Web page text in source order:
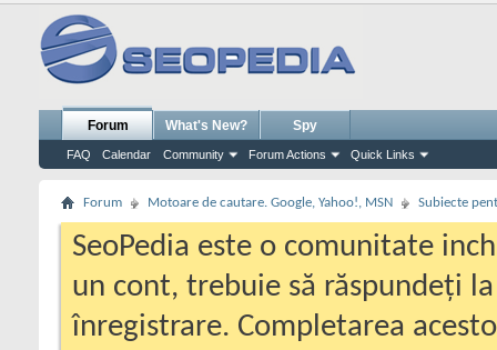
Forum
FAQ Calendar Community Forum Actions Quick Links
What's New? Spy
Forum Motoare de cautare. Google, Yahoo!, MSN Subiecte
SeoPedia este o comunitate
un cont, trebuie să răspundeți
înregistrare. Completarea